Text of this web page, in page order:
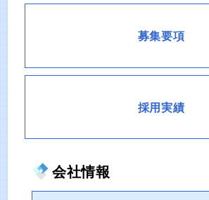
募集要項
採用実績
会社情報